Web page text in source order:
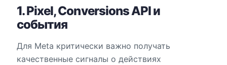
1. Pixel, Conversions API и
события
Для Meta критически важно получать
качественные сигналы о действиях